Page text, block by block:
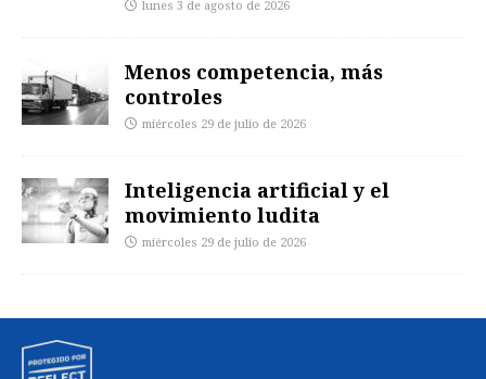
lunes 3 de agosto de 2026
Menos competencia, más
controles
miércoles 29 de julio de 2026
Inteligencia artificial y el
movimiento ludita
miércoles 29 de julio de 2026